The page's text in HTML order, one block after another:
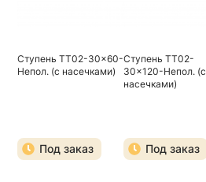
Ступень TT02-30x60-
Непол. (с насечками)
Под заказ
Ступень TT02-
30x120-Непол. (с
насечками)
Под заказ